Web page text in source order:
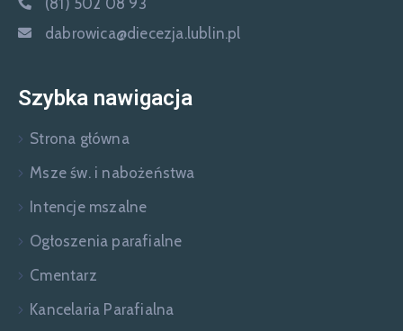
dabrowica@diecezja.lublin.pl
Szybka nawigacja
Strona główna
Msze św. i nabożeństwa
Intencje mszalne
Ogłoszenia parafialne
Cmentarz
Kancelaria Parafialna